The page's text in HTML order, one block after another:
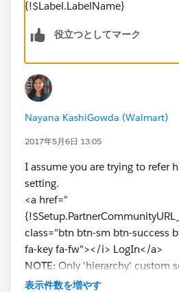
{!$Label.LabelName}
役立つとしてマーク
Nayana KashiGowda (Walmart)
2017年5月6日 13:05
I assume you are trying to refer
setting.
<a href="
class="btn btn-sm btn-success
fa-key fa-fw"></i> LogIn</a>
NOTE: Only 'hierarchy' custom
referred in VF. We can't directly
表示件数を増やす